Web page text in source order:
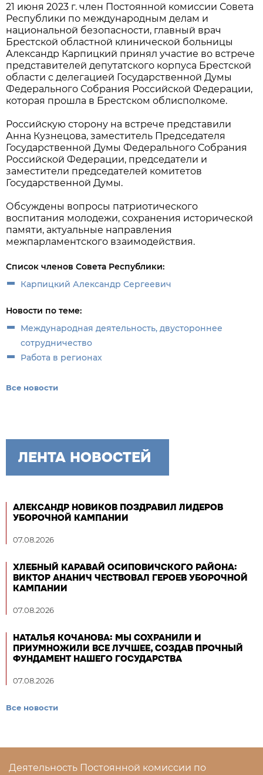
21 июня 2023 г. член Постоянной комиссии Совета
Республики по международным делам и
национальной безопасности, главный врач
Брестской областной клинической больницы
Александр Карпицкий принял участие во встрече
представителей депутатского корпуса Брестской
области с делегацией Государственной Думы
Федерального Собрания Российской Федерации,
которая прошла в Брестском облисполкоме.
Российскую сторону на встрече представили
Анна Кузнецова, заместитель Председателя
Государственной Думы Федерального Собрания
Российской Федерации, председатели и
заместители председателей комитетов
Государственной Думы.
Обсуждены вопросы патриотического
воспитания молодежи, сохранения исторической
памяти, актуальные направления
межпарламентского взаимодействия.
Список членов Совета Республики:
Карпицкий Александр Сергеевич
Новости по теме:
Международная деятельность, двустороннее
сотрудничество
Работа в регионах
Все новости
ЛЕНТА НОВОСТЕЙ
АЛЕКСАНДР НОВИКОВ ПОЗДРАВИЛ ЛИДЕРОВ
УБОРОЧНОЙ КАМПАНИИ
07.08.2026
ХЛЕБНЫЙ КАРАВАЙ ОСИПОВИЧСКОГО РАЙОНА:
ВИКТОР АНАНИЧ ЧЕСТВОВАЛ ГЕРОЕВ УБОРОЧНОЙ
КАМПАНИИ
07.08.2026
НАТАЛЬЯ КОЧАНОВА: МЫ СОХРАНИЛИ И
ПРИУМНОЖИЛИ ВСЕ ЛУЧШЕЕ, СОЗДАВ ПРОЧНЫЙ
ФУНДАМЕНТ НАШЕГО ГОСУДАРСТВА
07.08.2026
Все новости
Деятельность Постоянной комиссии по